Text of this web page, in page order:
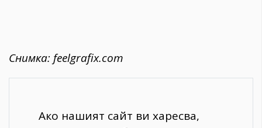
Снимка: feelgrafix.com
Ако нашият сайт ви харесва,